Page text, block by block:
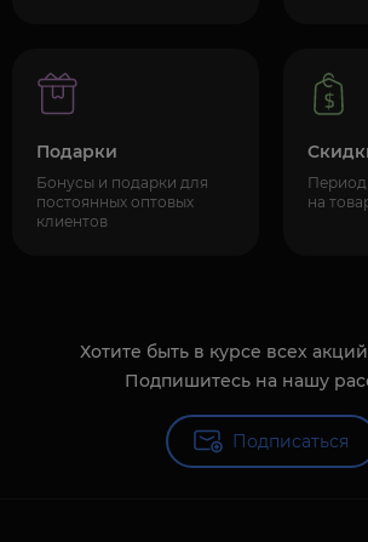
Подарки
Бонусы и подарки для
постоянных оптовых
клиентов
на
Хотите быть в курсе всех
Подпишитесь на нашу
Подписаться